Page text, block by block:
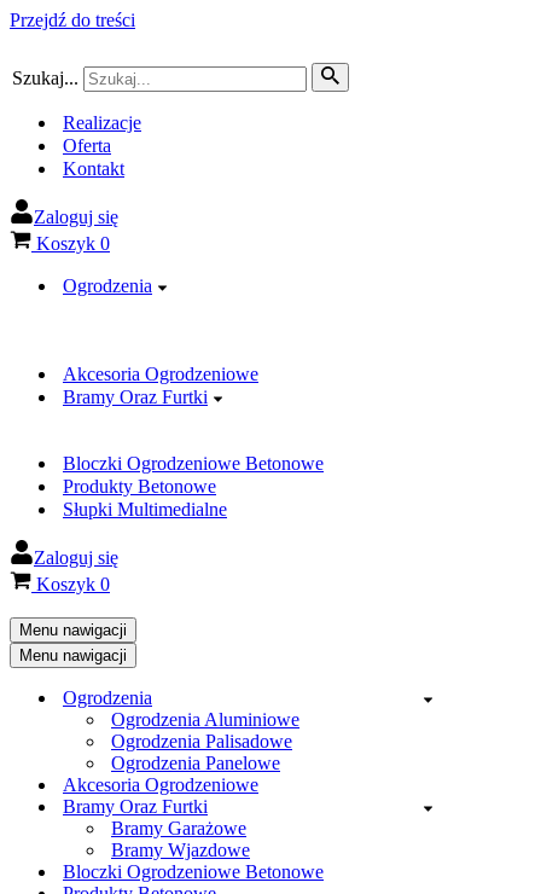
Przejdź do treści
Szukaj...
Realizacje
Oferta
Kontakt
Zaloguj się
Koszyk 0
Ogrodzenia
Akcesoria Ogrodzeniowe
Bramy Oraz Furtki
Bloczki Ogrodzeniowe Betonowe
Produkty Betonowe
Słupki Multimedialne
Zaloguj się
Koszyk 0
Menu nawigacji
Menu nawigacji
Ogrodzenia
Ogrodzenia Aluminiowe
Ogrodzenia Palisadowe
Ogrodzenia Panelowe
Akcesoria Ogrodzeniowe
Bramy Oraz Furtki
Bramy Garażowe
Bramy Wjazdowe
Bloczki Ogrodzeniowe Betonowe